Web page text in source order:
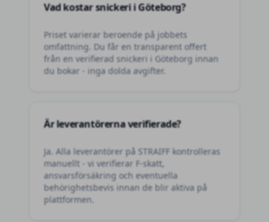
Vad kostar snickeri i Göteborg?
Priset varierar beroende på jobbets
omfattning. Du får en transparent offert
från en verifierad snickeri i Göteborg innan
du bokar - inga dolda avgifter.
Är leverantörerna verifierade?
Ja. Alla leverantörer på STRAIFF kontrolleras
manuellt - vi verifierar F-skatt,
ansvarsförsäkring och eventuella
behörighetsbevis innan de blir aktiva på
plattformen.